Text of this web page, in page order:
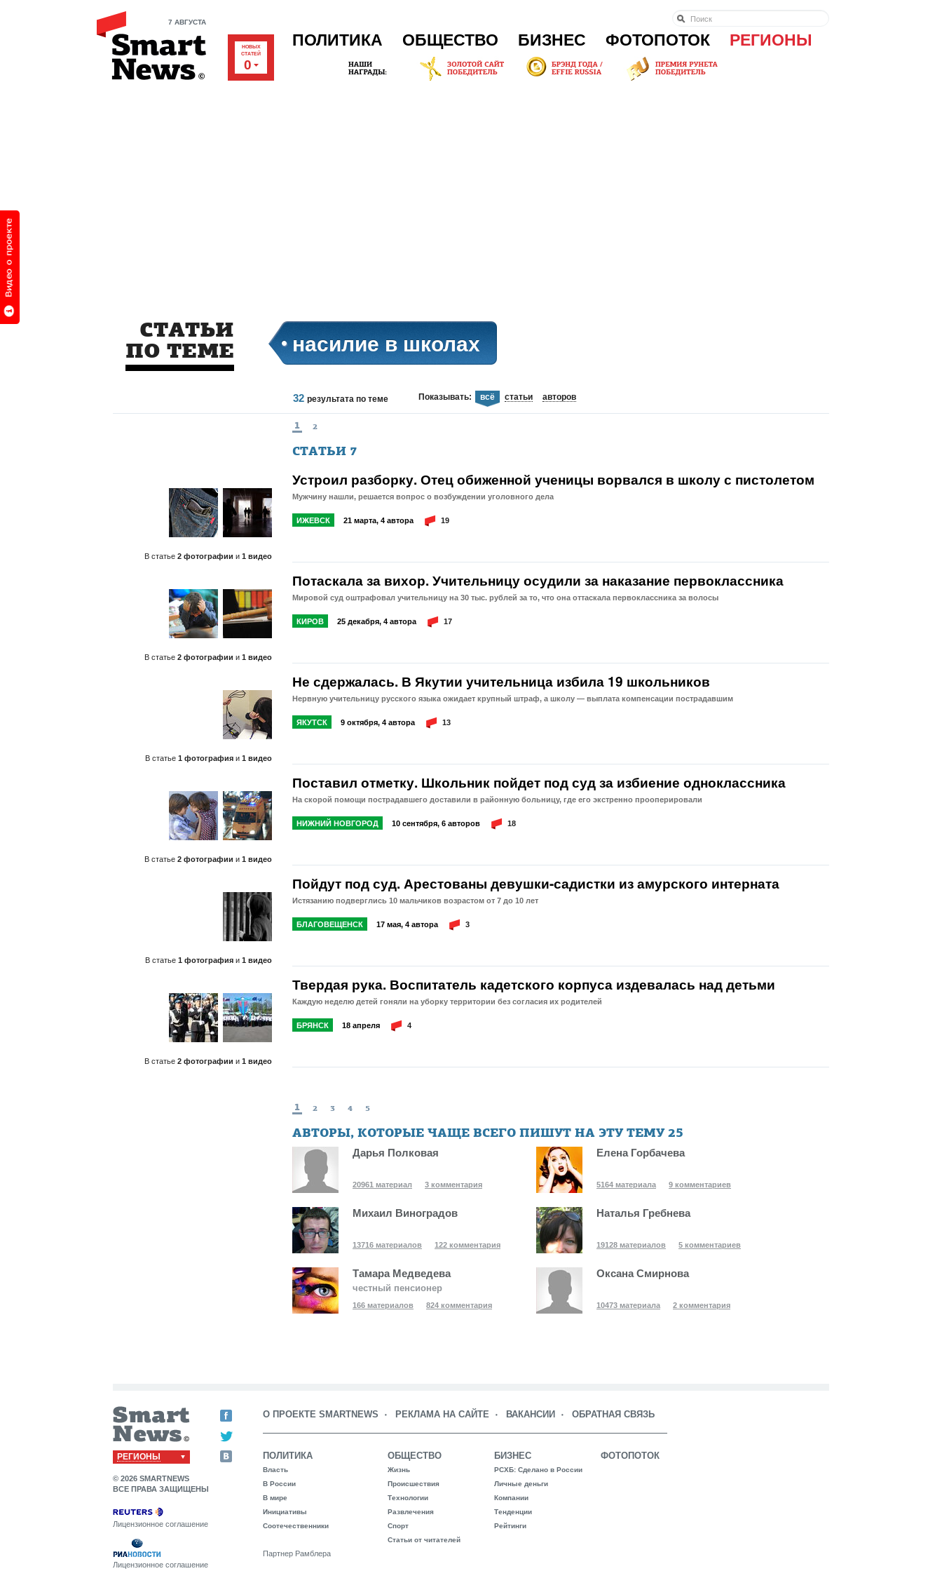
7 АВГУСТА
НОВЫХ
СТАТЕЙ
0
ПОЛИТИКА ОБЩЕСТВО БИЗНЕС ФОТОПОТОК РЕГИОНЫ
СТАТЬИ
ПО ТЕМЕ
насилие в школах
32 результата по теме Показывать: всё статьи авторов
1 2
СТАТЬИ 7
В статье 2 фотографии и 1 видео
Устроил разборку. Отец обиженной ученицы ворвался в школу с пистолетом
Мужчину нашли, решается вопрос о возбуждении уголовного дела
ИЖЕВСК 21 марта, 4 автора 19
В статье 2 фотографии и 1 видео
Потаскала за вихор. Учительницу осудили за наказание первоклассника
Мировой суд оштрафовал учительницу на 30 тыс. рублей за то, что она оттаскала первоклассника за волосы
КИРОВ 25 декабря, 4 автора 17
В статье 1 фотография и 1 видео
Не сдержалась. В Якутии учительница избила 19 школьников
Нервную учительницу русского языка ожидает крупный штраф, а школу — выплата компенсации пострадавшим
ЯКУТСК 9 октября, 4 автора 13
В статье 2 фотографии и 1 видео
Поставил отметку. Школьник пойдет под суд за избиение одноклассника
На скорой помощи пострадавшего доставили в районную больницу, где его экстренно прооперировали
НИЖНИЙ НОВГОРОД 10 сентября, 6 авторов 18
В статье 1 фотография и 1 видео
Пойдут под суд. Арестованы девушки-садистки из амурского интерната
Истязанию подверглись 10 мальчиков возрастом от 7 до 10 лет
БЛАГОВЕЩЕНСК 17 мая, 4 автора 3
В статье 2 фотографии и 1 видео
Твердая рука. Воспитатель кадетского корпуса издевалась над детьми
Каждую неделю детей гоняли на уборку территории без согласия их родителей
БРЯНСК 18 апреля 4
1 2 3 4 5
АВТОРЫ, КОТОРЫЕ ЧАЩЕ ВСЕГО ПИШУТ НА ЭТУ ТЕМУ25
Дарья Полковая
20961 материал 3 комментария
Михаил Виноградов
13716 материалов 122 комментария
Тамара Медведева
честный пенсионер
166 материалов 824 комментария
Елена Горбачева
5164 материала 9 комментариев
Наталья Гребнева
19128 материалов 5 комментариев
Оксана Смирнова
10473 материала 2 комментария
РЕГИОНЫ
© 2026 SMARTNEWS
ВСЕ ПРАВА ЗАЩИЩЕНЫ
Лицензионное соглашение
Лицензионное соглашение
О ПРОЕКТЕ SMARTNEWS РЕКЛАМА НА САЙТЕ ВАКАНСИИ ОБРАТНАЯ СВЯЗЬ
ПОЛИТИКА
Власть
В России
В мире
Инициативы
Соотечественники
Партнер Рамблера
ОБЩЕСТВО
Жизнь
Происшествия
Технологии
Развлечения
Спорт
Статьи от читателей
БИЗНЕС
РСХБ: Сделано в России
Личные деньги
Компании
Тенденции
Рейтинги
ФОТОПОТОК